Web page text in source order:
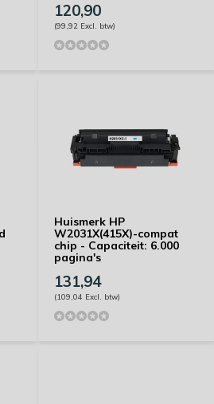
120,90
(99,92 Excl. btw)
Huismerk HP
W2031X(415X)-compat
chip - Capaciteit: 6.000
pagina's
131,94
(109,04 Excl. btw)